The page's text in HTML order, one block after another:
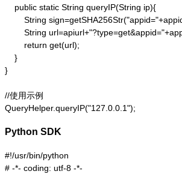
    public static String queryIP(String ip){
String
String
        return get(url);
    }
}
//使用示例
QueryHelper.queryIP("127.0.0.1");
Python SDK
#!/usr/bin/python
# -*- coding: utf-8 -*-